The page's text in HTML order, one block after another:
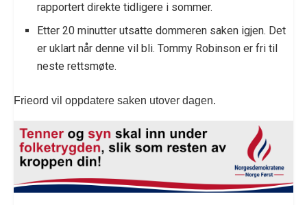
rapportert direkte tidligere i sommer.
Etter 20 minutter utsatte dommeren saken igjen. Det
er uklart når denne vil bli. Tommy Robinson er fri til
neste rettsmøte.
Frieord vil oppdatere saken utover dagen.